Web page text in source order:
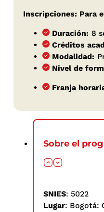
Inscripciones: Para
Duración: 8
Créditos
Modalidad:
Nivel de
Franja
Sobre el
SNIES: 5022
Lugar: Bogotá: